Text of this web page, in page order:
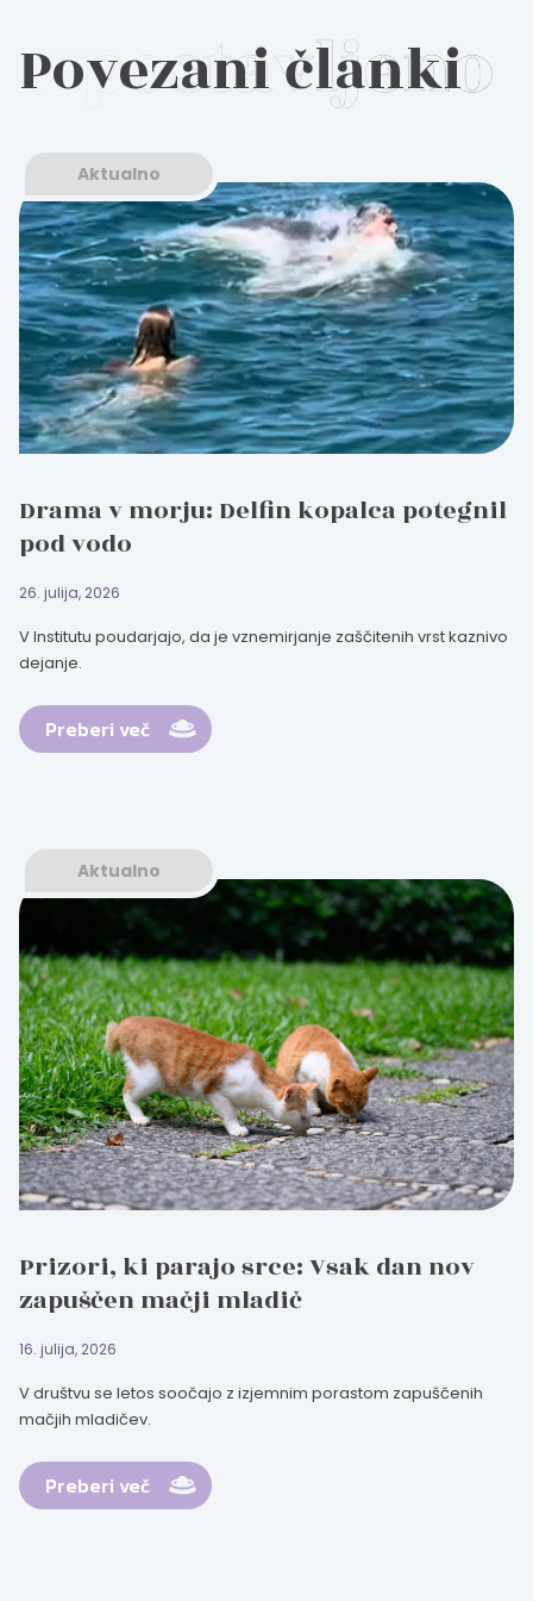
Povezani članki
Aktualno
Drama v morju: Delfin kopalca potegnil
pod vodo
26. julija, 2026
V Institutu poudarjajo, da je vznemirjanje zaščitenih vrst kaznivo
dejanje.
Preberi več
Aktualno
Prizori, ki parajo srce: Vsak dan nov
zapuščen mačji mladič
16. julija, 2026
V društvu se letos soočajo z izjemnim porastom zapuščenih
mačjih mladičev.
Preberi več